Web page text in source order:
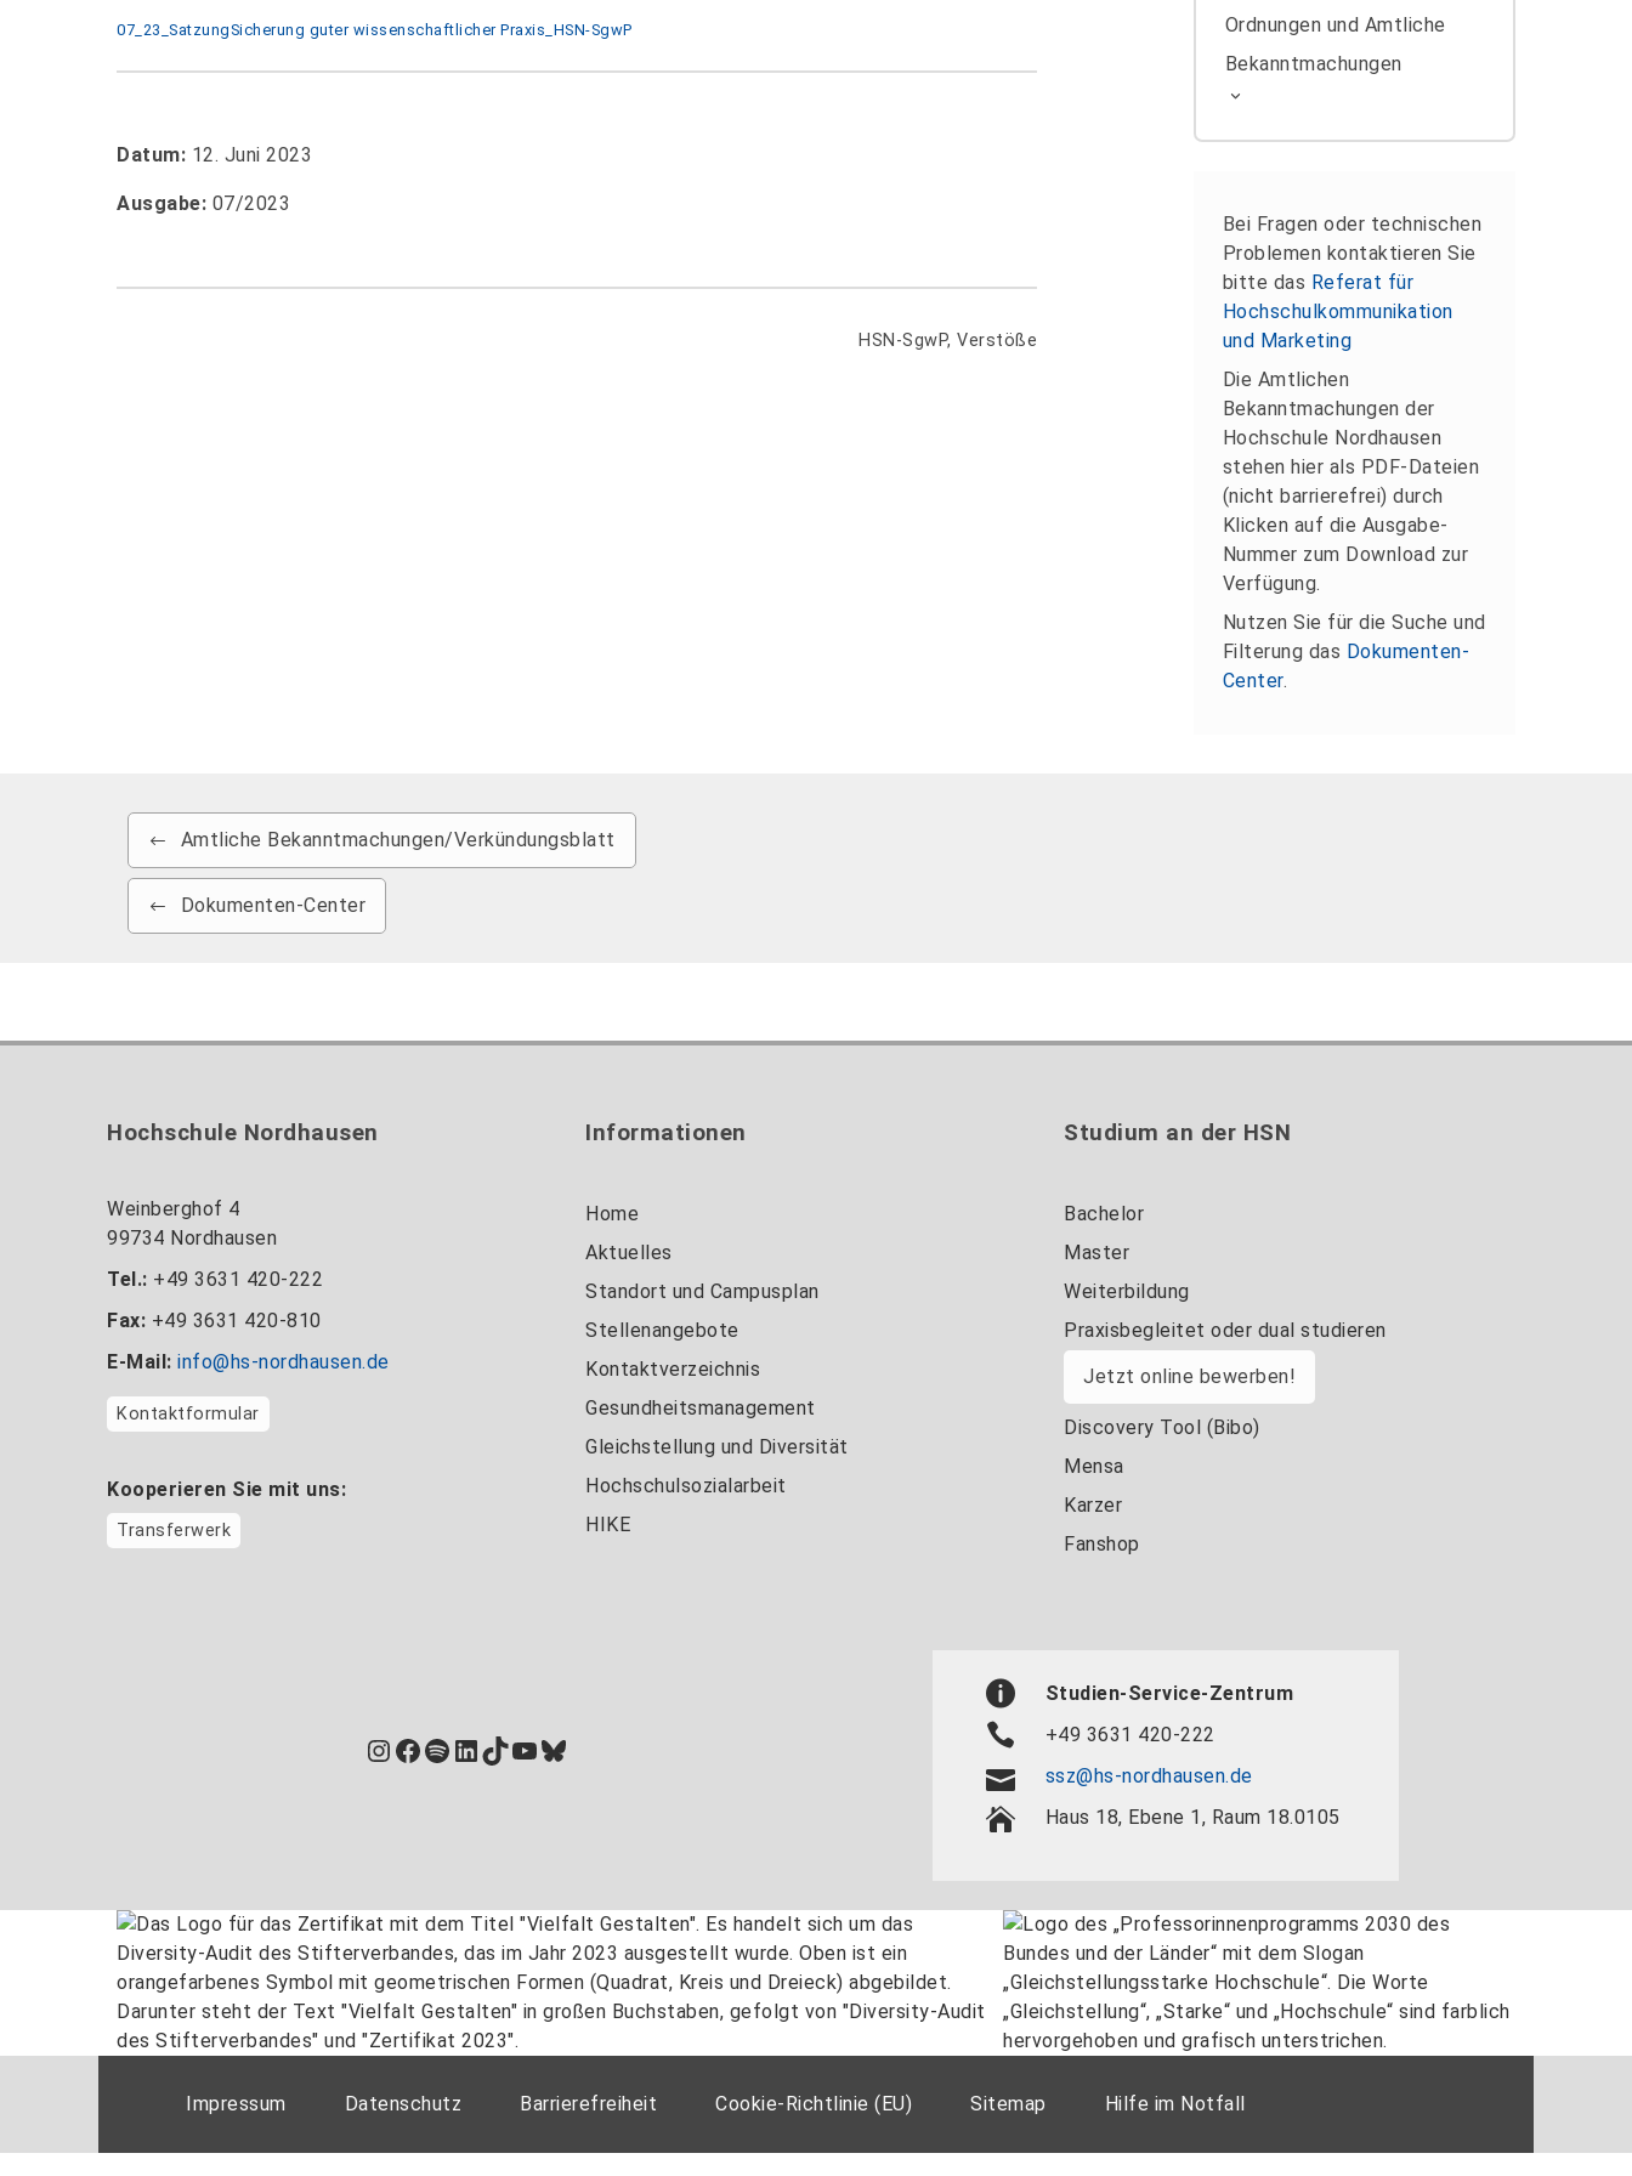
07_23_SatzungSicherung guter wissenschaftlicher Praxis_HSN-SgwP
Datum: 12. Juni 2023
Ausgabe: 07/2023
HSN-SgwP, Verstöße
Ordnungen und Amtliche
Bekanntmachungen
Bei Fragen oder technischen
Problemen kontaktieren Sie
bitte das Referat für
Hochschulkommunikation
und Marketing
Die Amtlichen
Bekanntmachungen der
Hochschule Nordhausen
stehen hier als PDF-Dateien
(nicht barrierefrei) durch
Klicken auf die Ausgabe-
Nummer zum Download zur
Verfügung.
Nutzen Sie für die Suche und
Filterung das Dokumenten-
Center.
Amtliche Bekanntmachungen/Verkündungsblatt
Dokumenten-Center
Hochschule Nordhausen
Weinberghof 4
99734 Nordhausen
Tel.: +49 3631 420-222
Fax: +49 3631 420-810
E-Mail: info@hs-nordhausen.de
Kontaktformular
Kooperieren Sie mit uns:
Transferwerk
Informationen
Home
Aktuelles
Standort und Campusplan
Stellenangebote
Kontaktverzeichnis
Gesundheitsmanagement
Gleichstellung und Diversität
Hochschulsozialarbeit
HIKE
Studium an der HSN
Bachelor
Master
Weiterbildung
Praxisbegleitet oder dual studieren
Jetzt online bewerben!
Discovery Tool (Bibo)
Mensa
Karzer
Fanshop
Instagram
Facebook
Spotify
LinkedIn
TikTok
YouTube
Bluesky
Studien-Service-Zentrum
+49 3631 420-222
ssz@hs-nordhausen.de
Haus 18, Ebene 1, Raum 18.0105
Impressum Datenschutz Barrierefreiheit Cookie-Richtlinie (EU) Sitemap Hilfe im Notfall